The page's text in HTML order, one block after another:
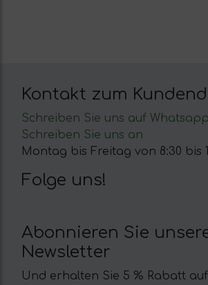
Kontakt zum
Schreiben Sie uns auf Whatsapp
Schreiben Sie uns an
Montag bis Freitag von 8:30 bis
Folge uns!
Abonnieren Sie
Newsletter
Und erhalten Sie 5 % Rabatt